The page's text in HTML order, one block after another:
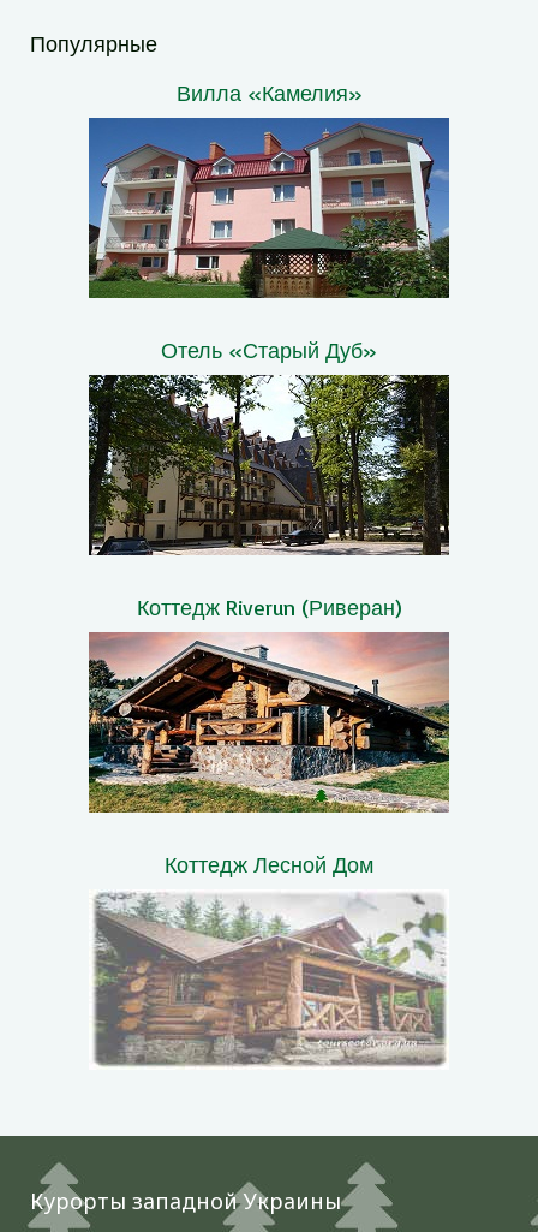
Популярные
Вилла «Камелия»
Отель «Старый Дуб»
Коттедж Riverun (Риверан)
Коттедж Лесной Дом
Курорты западной Украины